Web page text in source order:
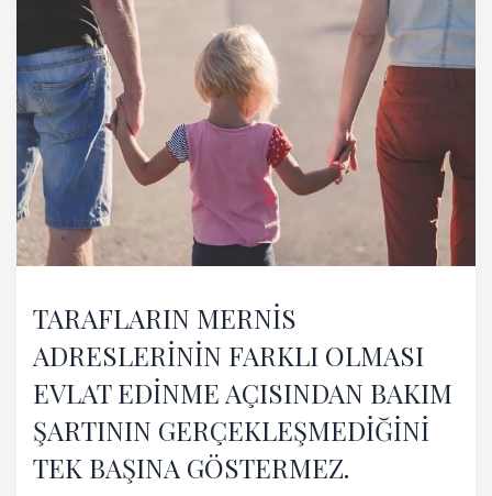
TARAFLARIN MERNİS
ADRESLERİNİN FARKLI OLMASI
EVLAT EDİNME AÇISINDAN BAKIM
ŞARTININ GERÇEKLEŞMEDİĞİNİ
TEK BAŞINA GÖSTERMEZ.